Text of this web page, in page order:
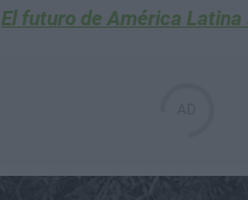
El futuro de América